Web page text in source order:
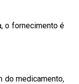
o fornecimento é
do medicamento,